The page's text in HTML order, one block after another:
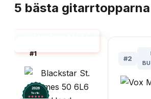
5 bästa gitarrtopparna
#1
2026
Testix.
#2